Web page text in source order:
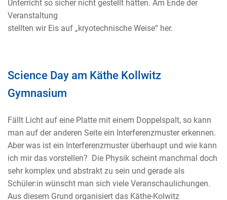
Unterricht so sicher nicht gestellt hätten. Am Ende der
Veranstaltung
stellten wir Eis auf „kryotechnische Weise“ her.
Science Day am Käthe Kollwitz
Gymnasium
Fällt Licht auf eine Platte mit einem Doppelspalt, so kann
man auf der anderen Seite ein Interferenzmuster erkennen.
Aber was ist ein Interferenzmuster überhaupt und wie kann
ich mir das vorstellen? Die Physik scheint manchmal doch
sehr komplex und abstrakt zu sein und gerade als
Schüler:in wünscht man sich viele Veranschaulichungen.
Aus diesem Grund organisiert das Käthe-Kolwitz